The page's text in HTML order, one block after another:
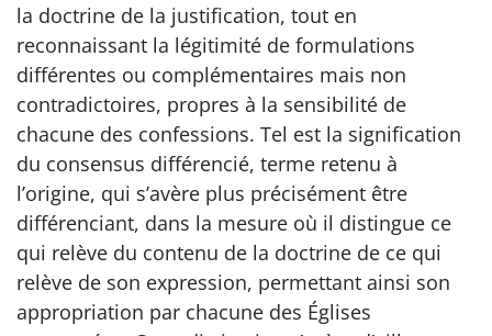
la doctrine de la justification, tout en
reconnaissant la légitimité de formulations
différentes ou complémentaires mais non
contradictoires, propres à la sensibilité de
chacune des confessions. Tel est la signification
du consensus différencié, terme retenu à
l’origine, qui s’avère plus précisément être
différenciant, dans la mesure où il distingue ce
qui relève du contenu de la doctrine de ce qui
relève de son expression, permettant ainsi son
appropriation par chacune des Églises